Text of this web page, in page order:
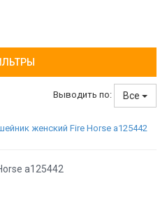
Выводить по: Все
а125442